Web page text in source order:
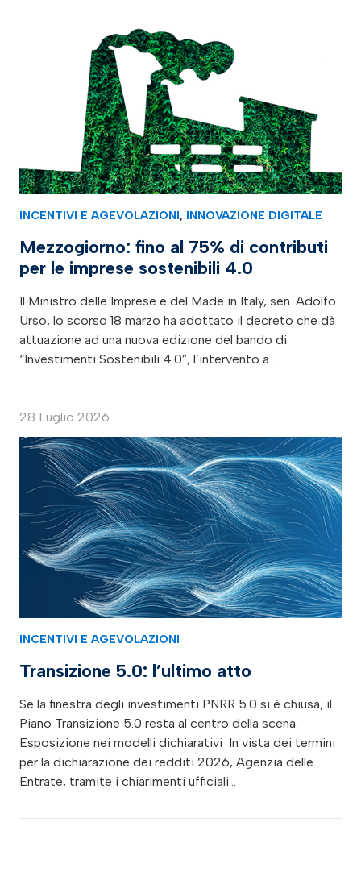
INCENTIVI E AGEVOLAZIONI, INNOVAZIONE DIGITALE
Mezzogiorno: fino al 75% di contributi
per le imprese sostenibili 4.0
Il Ministro delle Imprese e del Made in Italy, sen. Adolfo
Urso, lo scorso 18 marzo ha adottato il decreto che dà
attuazione ad una nuova edizione del bando di
“Investimenti Sostenibili 4.0”, l’intervento a…
28 Luglio 2026
INCENTIVI E AGEVOLAZIONI
Transizione 5.0: l’ultimo atto
Se la finestra degli investimenti PNRR 5.0 si è chiusa, il
Piano Transizione 5.0 resta al centro della scena.
Esposizione nei modelli dichiarativi In vista dei termini
per la dichiarazione dei redditi 2026, Agenzia delle
Entrate, tramite i chiarimenti ufficiali…